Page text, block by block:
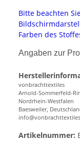
Bitte beachten
Farben des
Angaben zur
vonbrachttextiles
Arnold-Sommerfeld-
Nordrhein-Westfalen
Baesweiler,
Artikelnummer: